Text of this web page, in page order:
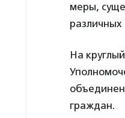
меры,
различных
На
граждан.